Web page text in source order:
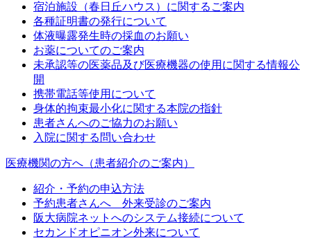
宿泊施設（春日丘ハウス）に関するご案内
各種証明書の発行について
体液曝露発生時の採血のお願い
お薬についてのご案内
未承認等の医薬品及び医療機器の使用に関する情報公
開
携帯電話等使用について
身体的拘束最小化に関する本院の指針
患者さんへのご協力のお願い
入院に関する問い合わせ
医療機関の方へ（患者紹介のご案内）
紹介・予約の申込方法
予約患者さんへ 外来受診のご案内
阪大病院ネットへのシステム接続について
セカンドオピニオン外来について